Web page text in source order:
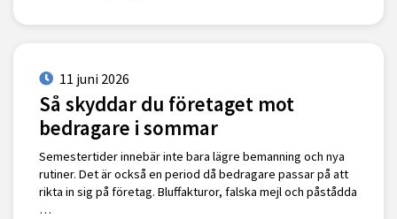
11 juni 2026
Så skyddar du företaget mot
bedragare i sommar
Semestertider innebär inte bara lägre bemanning och nya
rutiner. Det är också en period då bedragare passar på att
rikta in sig på företag. Bluffakturor, falska mejl och påstådda
…